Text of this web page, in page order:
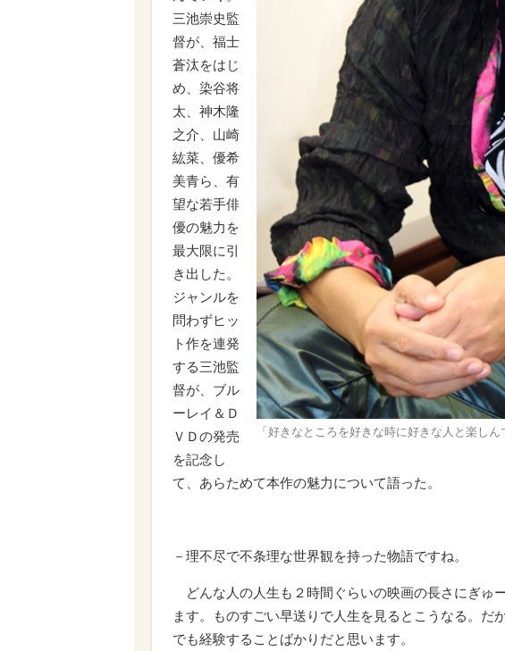
「好きなところを好きな時に好きな人と楽し
三池崇史監
督が、福士
蒼汰をはじ
め、染谷将
太、神木隆
之介、山崎
紘菜、優希
美青ら、有
望な若手俳
優の魅力を
最大限に引
き出した。
ジャンルを
問わずヒッ
ト作を連発
する三池監
督が、ブル
ーレイ＆Ｄ
ＶＤの発売
を記念し
て、あらためて本作の魅力について語った。
－理不尽で不条理な世界観を持った物語ですね。
どんな人の人生も２時間ぐらいの映画の長さにぎゅ
ます。ものすごい早送りで人生を見るとこうなる。だ
でも経験することばかりだと思います。